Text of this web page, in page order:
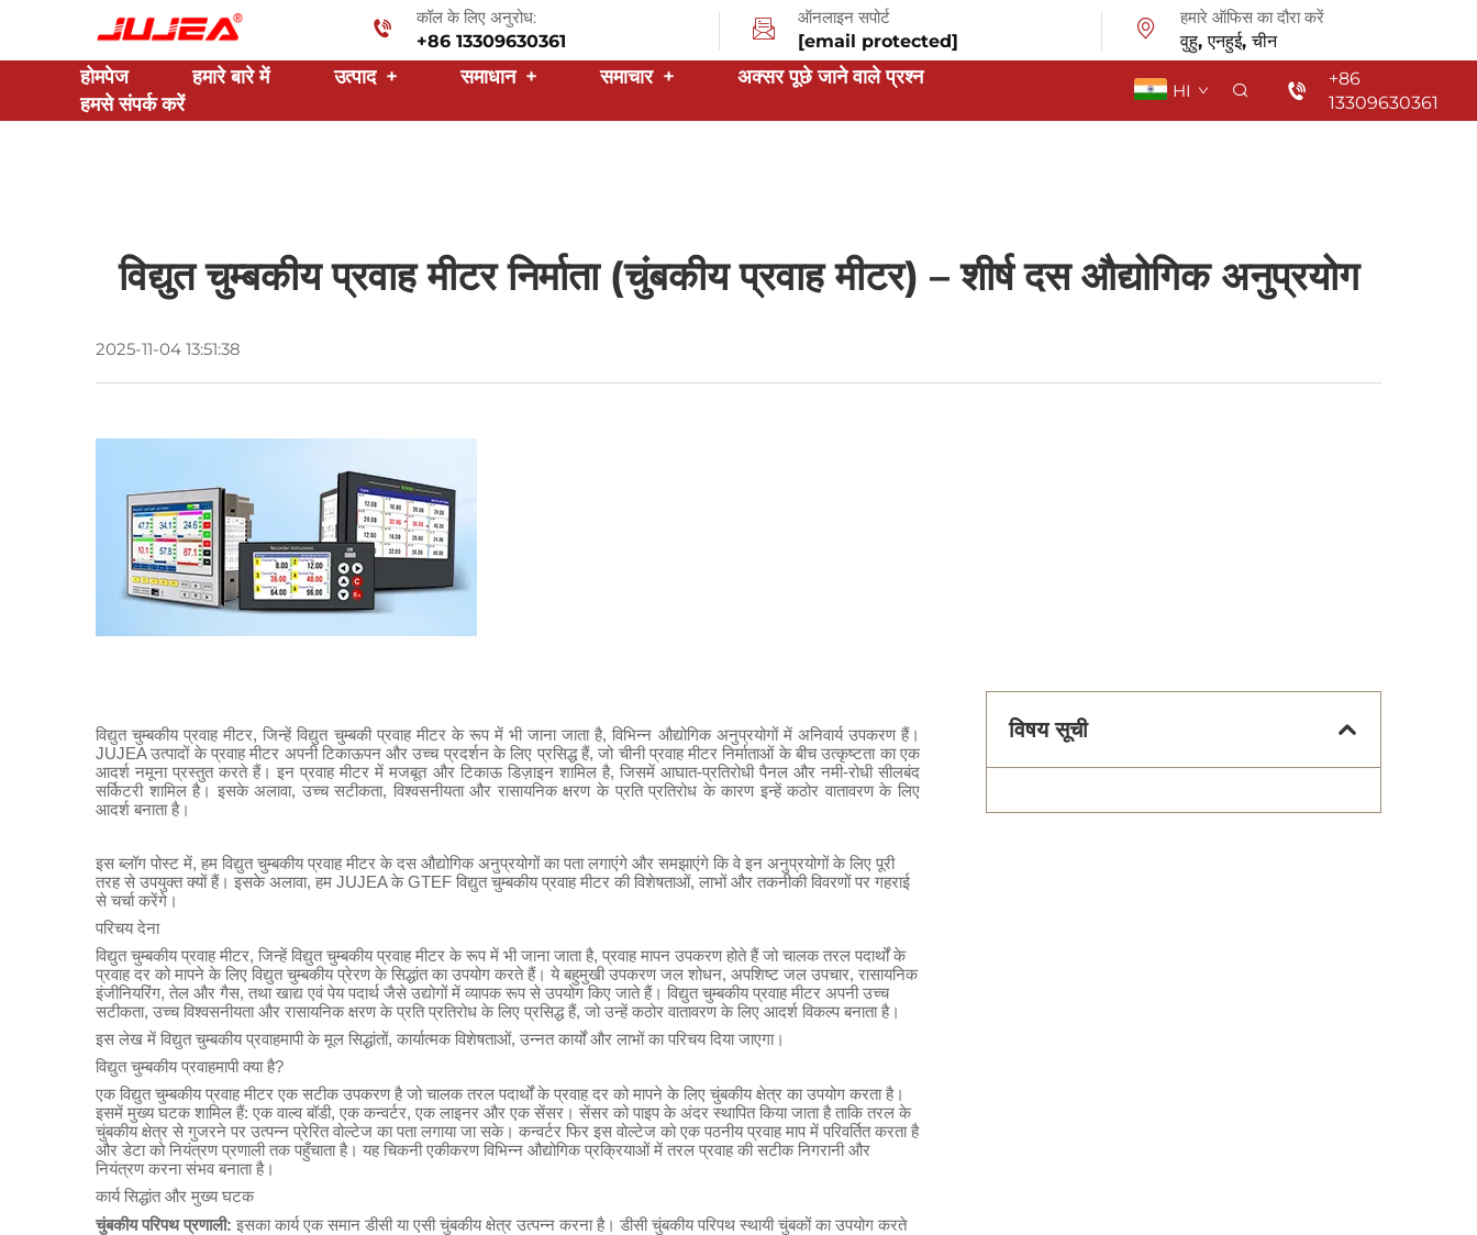
कॉल के लिए अनुरोध:
+86 13309630361
ऑनलाइन सपोर्ट
[email protected]
हमारे ऑफिस का दौरा करें
वुहु, एनहुई, चीन
होमपेज हमारे बारे में उत्पाद + समाधान + समाचार +
अक्सर पूछे जाने वाले प्रश्न
हमसे संपर्क करें
HI
+86
13309630361
विद्युत चुम्बकीय प्रवाह मीटर निर्माता (चुंबकीय प्रवाह मीटर) – शीर्ष दस औद्योगिक अनुप्रयोग
2025-11-04 13:51:38
विद्युत चुम्बकीय प्रवाह मीटर, जिन्हें विद्युत चुम्बकी प्रवाह मीटर के रूप में भी जाना जाता है, विभिन्न औद्योगिक अनुप्रयोगों में अनिवार्य उपकरण हैं।
JUJEA उत्पादों के प्रवाह मीटर अपनी टिकाऊपन और उच्च प्रदर्शन के लिए प्रसिद्ध हैं, जो चीनी प्रवाह मीटर निर्माताओं के बीच उत्कृष्टता का एक
आदर्श नमूना प्रस्तुत करते हैं। इन प्रवाह मीटर में मजबूत और टिकाऊ डिज़ाइन शामिल है, जिसमें आघात-प्रतिरोधी पैनल और नमी-रोधी सीलबंद
सर्किटरी शामिल है। इसके अलावा, उच्च सटीकता, विश्वसनीयता और रासायनिक क्षरण के प्रति प्रतिरोध के कारण इन्हें कठोर वातावरण के लिए
आदर्श बनाता है।
इस ब्लॉग पोस्ट में, हम विद्युत चुम्बकीय प्रवाह मीटर के दस औद्योगिक अनुप्रयोगों का पता लगाएंगे और समझाएंगे कि वे इन अनुप्रयोगों के लिए पूरी
तरह से उपयुक्त क्यों हैं। इसके अलावा, हम JUJEA के GTEF विद्युत चुम्बकीय प्रवाह मीटर की विशेषताओं, लाभों और तकनीकी विवरणों पर गहराई
से चर्चा करेंगे।
परिचय देना
विद्युत चुम्बकीय प्रवाह मीटर, जिन्हें विद्युत चुम्बकीय प्रवाह मीटर के रूप में भी जाना जाता है, प्रवाह मापन उपकरण होते हैं जो चालक तरल पदार्थों के
प्रवाह दर को मापने के लिए विद्युत चुम्बकीय प्रेरण के सिद्धांत का उपयोग करते हैं। ये बहुमुखी उपकरण जल शोधन, अपशिष्ट जल उपचार, रासायनिक
इंजीनियरिंग, तेल और गैस, तथा खाद्य एवं पेय पदार्थ जैसे उद्योगों में व्यापक रूप से उपयोग किए जाते हैं। विद्युत चुम्बकीय प्रवाह मीटर अपनी उच्च
सटीकता, उच्च विश्वसनीयता और रासायनिक क्षरण के प्रति प्रतिरोध के लिए प्रसिद्ध हैं, जो उन्हें कठोर वातावरण के लिए आदर्श विकल्प बनाता है।
इस लेख में विद्युत चुम्बकीय प्रवाहमापी के मूल सिद्धांतों, कार्यात्मक विशेषताओं, उन्नत कार्यों और लाभों का परिचय दिया जाएगा।
विद्युत चुम्बकीय प्रवाहमापी क्या है?
एक विद्युत चुम्बकीय प्रवाह मीटर एक सटीक उपकरण है जो चालक तरल पदार्थों के प्रवाह दर को मापने के लिए चुंबकीय क्षेत्र का उपयोग करता है।
इसमें मुख्य घटक शामिल हैं: एक वाल्व बॉडी, एक कन्वर्टर, एक लाइनर और एक सेंसर। सेंसर को पाइप के अंदर स्थापित किया जाता है ताकि तरल के
चुंबकीय क्षेत्र से गुजरने पर उत्पन्न प्रेरित वोल्टेज का पता लगाया जा सके। कन्वर्टर फिर इस वोल्टेज को एक पठनीय प्रवाह माप में परिवर्तित करता है
और डेटा को नियंत्रण प्रणाली तक पहुँचाता है। यह चिकनी एकीकरण विभिन्न औद्योगिक प्रक्रियाओं में तरल प्रवाह की सटीक निगरानी और
नियंत्रण करना संभव बनाता है।
कार्य सिद्धांत और मुख्य घटक
चुंबकीय परिपथ प्रणाली: इसका कार्य एक समान डीसी या एसी चुंबकीय क्षेत्र उत्पन्न करना है। डीसी चुंबकीय परिपथ स्थायी चुंबकों का उपयोग करते
विषय सूची